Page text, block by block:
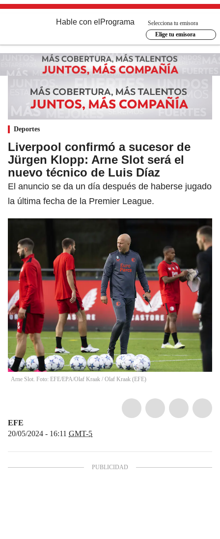
Hable con el Programa
Selecciona tu emisora
Elige tu emisora
Deportes
Liverpool confirmó a sucesor de
Jürgen Klopp: Arne Slot será el
nuevo técnico de Luis Díaz
El anuncio se da un día después de haberse jugado
la última fecha de la Premier League.
Arne Slot. Foto: EFE/EPA/Olaf Kraak / Olaf Kraak (EFE)
EFE
20/05/2024 - 16:11 GMT-5